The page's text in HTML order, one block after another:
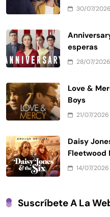
30/07/2026
esperas
28/07/2026
Love &
Boys
21/07/2026
Daisy
Fleetwood
14/07/2026
Suscríbete A La